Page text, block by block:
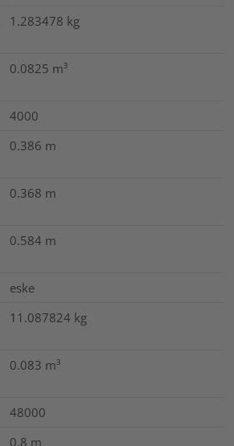
1.283478 kg
0.0825 m³
4000
0.386 m
0.368 m
0.584 m
eske
11.087824 kg
0.083 m³
48000
0.8 m